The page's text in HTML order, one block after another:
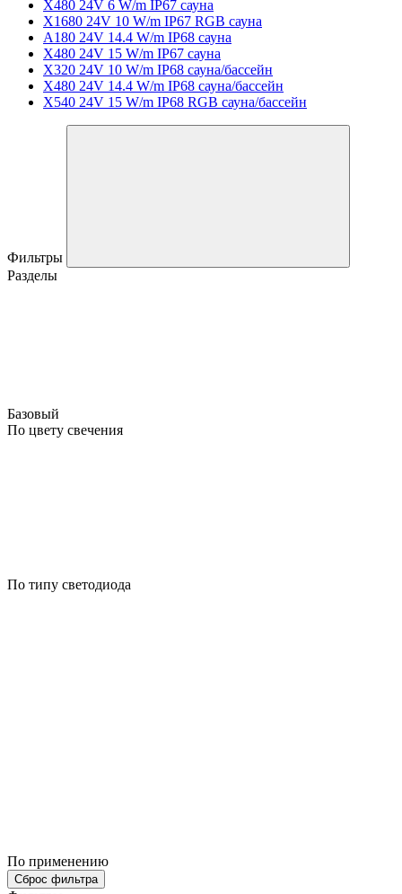
X480 24V 6 W/m IP67 сауна
X1680 24V 10 W/m IP67 RGB сауна
A180 24V 14.4 W/m IP68 сауна
X480 24V 15 W/m IP67 сауна
X320 24V 10 W/m IP68 сауна/бассейн
X480 24V 14.4 W/m IP68 сауна/бассейн
X540 24V 15 W/m IP68 RGB сауна/бассейн
Фильтры
Разделы
Базовый
По цвету свечения
По типу светодиода
По применению
Сброс фильтра